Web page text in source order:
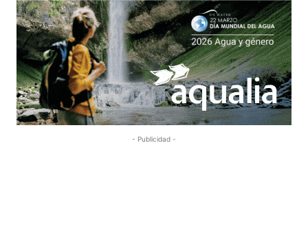
- Publicidad -